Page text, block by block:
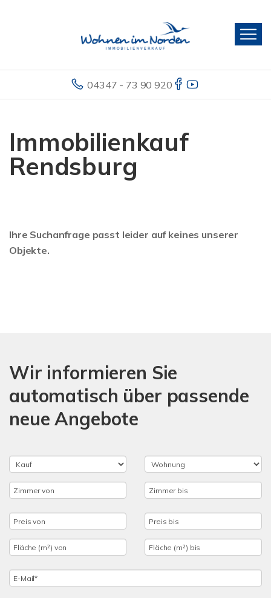
04347 - 73 90 920
Immobilienkauf
Rendsburg
Ihre Suchanfrage passt leider auf keines unserer
Objekte.
Wir informieren Sie
automatisch über passende
neue Angebote